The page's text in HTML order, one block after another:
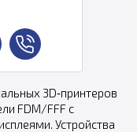
3D‑принтеров
FDM/FFF с
Устройства